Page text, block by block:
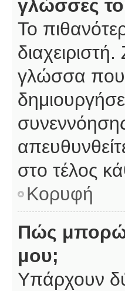
γλώσσες
Το
γλώσσα που
στο τέλος
Κορυφή
Πώς μπορώ
μου;
Υπάρχουν